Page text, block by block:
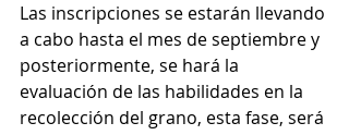
Las inscripciones se estarán llevando
a cabo hasta el mes de septiembre y
posteriormente, se hará la
evaluación de las habilidades en la
recolección del grano, esta fase, será